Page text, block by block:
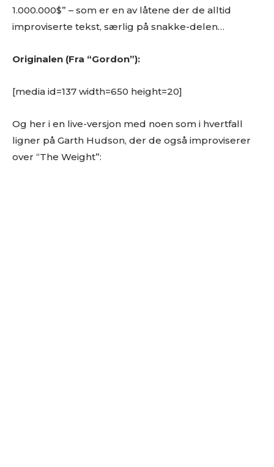
Ønsker du omtale på Dust of Daylight?
1.000.000$” – som er en av låtene der de alltid
improviserte tekst, særlig på snakke-delen…
Originalen (Fra “Gordon”):
[media id=137 width=650 height=20]
Og her i en live-versjon med noen som i hvertfall
ligner på Garth Hudson, der de også improviserer
over “The Weight”: